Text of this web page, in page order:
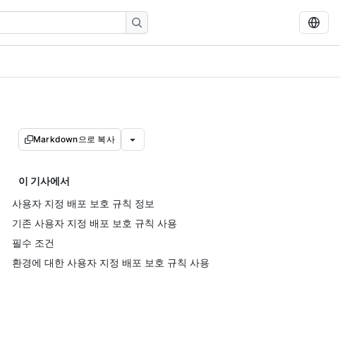
Markdown으로 복사
이 기사에서
사용자 지정 배포 보호 규칙 정보
기존 사용자 지정 배포 보호 규칙 사용
필수 조건
환경에 대한 사용자 지정 배포 보호 규칙 사용